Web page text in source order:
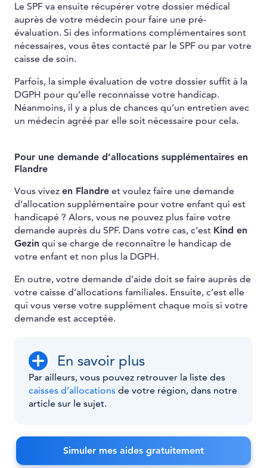
Le SPF va ensuite récupérer votre dossier médical
auprès de votre médecin pour faire une pré-
évaluation. Si des informations complémentaires sont
nécessaires, vous êtes contacté par le SPF ou par votre
caisse de soin.
Parfois, la simple évaluation de votre dossier suffit à la
DGPH pour qu’elle reconnaisse votre handicap.
Néanmoins, il y a plus de chances qu’un entretien avec
un médecin agréé par elle soit nécessaire pour cela.
Pour une demande d’allocations supplémentaires en
Flandre
Vous vivez en Flandre et voulez faire une demande
d’allocation supplémentaire pour votre enfant qui est
handicapé ? Alors, vous ne pouvez plus faire votre
demande auprès du SPF. Dans votre cas, c’est Kind en
Gezin qui se charge de reconnaître le handicap de
votre enfant et non plus la DGPH.
En outre, votre demande d’aide doit se faire auprès de
votre caisse d’allocations familiales. Ensuite, c’est elle
qui vous verse votre supplément chaque mois si votre
demande est acceptée.
En savoir plus
Par ailleurs, vous pouvez retrouver la liste des
caisses d’allocations de votre région, dans notre
article sur le sujet.
Simuler mes aides gratuitement